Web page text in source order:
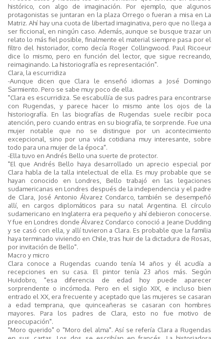
histórico, con algo de imaginación. Por ejemplo, que algunos
protagonistas se juntaran en la plaza Orrego o fueran a misa en La
Matriz. Ahí hay una cuota de libertad imaginativa, pero que no llega a
ser ficcional, en ningún caso. Además, aunque se busque trazar un
relato lo más fiel posible, finalmente el material siempre pasa por el
filtro del historiador, como decía Roger Collingwood. Paul Ricoeur
dice lo mismo, pero en función del lector, que sigue recreando,
reimaginando. La historiografía es representación".
Clara, la escurridiza
-Aunque dicen que Clara le enseñó idiomas a José Domingo
Sarmiento. Pero se sabe muy poco de ella.
"Clara es escurridiza. Se escabullía de sus padres para encontrarse
con Rugendas, y parece hacer lo mismo ante los ojos de la
historiografía. En las biografías de Rugendas suele recibir poca
atención, pero cuando entras en su biografía, te sorprende. Fue una
mujer notable que no se distingue por un acontecimiento
excepcional, sino por una vida cotidiana muy interesante, sobre
todo para una mujer de la época".
-Ella tuvo en Andrés Bello una suerte de protector.
"El que Andrés Bello haya desarrollado un aprecio especial por
Clara habla de la talla intelectual de ella. Es muy probable que se
hayan conocido en Londres, Bello trabajó en las legaciones
sudamericanas en Londres después de la independencia y el padre
de Clara, José Antonio Álvarez Condarco, también se desempeñó
allí, en cargos diplomáticos para su natal Argentina. El círculo
sudamericano en Inglaterra era pequeño y ahí debieron conocerse.
Y fue en Londres donde Álvarez Condarco conoció a Jeane Dudding
y se casó con ella, y allí tuvieron a Clara. Es probable que la familia
haya terminado viviendo en Chile, tras huir de la dictadura de Rosas,
por invitación de Bello".
Macro y micro
Clara conoce a Rugendas cuando tenía 14 años y él acudía a
recepciones en su casa. El pintor tenía 23 años más. Según
Huidobro, "esa diferencia de edad hoy puede aparecer
sorprendente o incómoda. Pero en el siglo XIX, e incluso bien
entrado el XX, era frecuente y aceptado que las mujeres se casaran
a edad temprana, que quinceañeras se casaran con hombres
mayores. Para los padres de Clara, esto no fue motivo de
preocupación".
"Moro querido" o "Moro del alma". Así se refería Clara a Rugendas